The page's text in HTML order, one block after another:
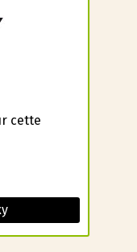
cette